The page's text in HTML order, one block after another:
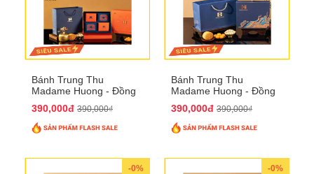
Bánh Trung Thu
Madame Huong - Đồng
390,000đ 390,000₫
Bánh Trung Thu
Madame Huong - Đồng
390,000đ 390,000₫
-0% -0%